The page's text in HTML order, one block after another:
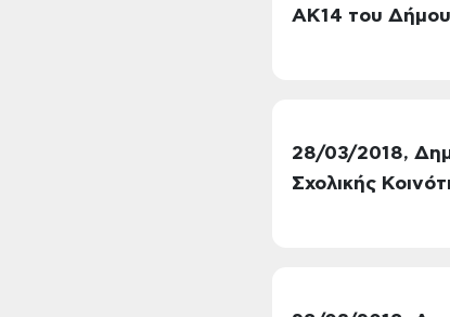
ΑΚ14 του
28/03/2018,
Σχολικής